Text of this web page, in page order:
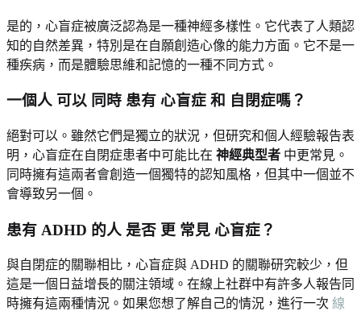
是的，心盲症被廣泛認為是一種神經多樣性。它代表了人類認
知的自然差異，特別是在自願創造心像的能力方面。它不是一
種疾病，而是體驗思維和記憶的一種不同方式。
一個人 可以 同時 患有 心盲症 和 自閉症嗎？
絕對可以。雖然它們是獨立的狀況，但研究和個人經驗報告表
明，心盲症在自閉症患者中可能比在 神經典型者 中更常見。
同時擁有這兩者會創造一個獨特的認知風格，但其中一個並不
會導致另一個。
患有 ADHD 的人 是否 更 常見 心盲症？
與自閉症的關聯相比，心盲症與 ADHD 的關聯研究較少，但
這是一個日益增長的關注領域。在線上社群中有許多人報告同
時擁有這兩種情況。如果您想了解自己的情況，進行一次 線